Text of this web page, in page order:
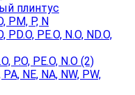
плинтус
PM, P, N
PE.O, N.O, ND.O,
P.O, PE.O, N.O (2)
NE, NA, NW, PW,